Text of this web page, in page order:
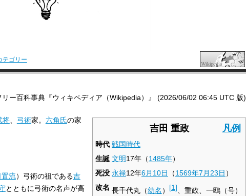
テゴリー
リー百科事典『ウィキペディア（Wikipedia）』 (2026/06/02 06:45 UTC 版)
凡例
吉田 重政
時代 戦国時代
生誕 文明17年（1485年）
死没 永禄12年6月10日 （1569年7月23日 ）
改名 長千代丸（幼名 ） [1] 、重政、一鴎（号）
将、 弓術家。 六角氏の家
置流）弓術の祖である吉
とともに弓術の名声が高